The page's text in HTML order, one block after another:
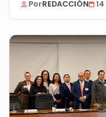
PorREDACCIÓN